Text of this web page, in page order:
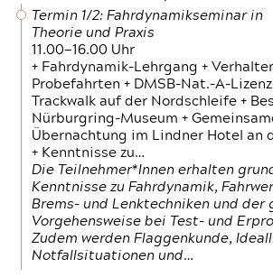
Termin 1/2: Fahrdynamikseminar in
Theorie und Praxis
11.00—16.00 Uhr
+ Fahrdynamik-Lehrgang +
Probefahrten + DMSB-Nat.-A-
Trackwalk auf der Nordschleife +
Nürburgring-Museum +
Übernachtung im Lindner Hotel an
+ Kenntnisse zu…
Die Teilnehmer*Innen erhalten
Kenntnisse zu Fahrdynamik,
Brems- und Lenktechniken und der
Vorgehensweise bei Test- und
Zudem werden Flaggenkunde,
Notfallsituationen und…